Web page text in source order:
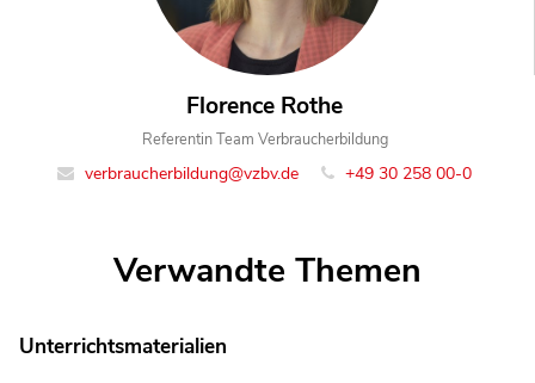
Florence Rothe
Referentin Team Verbraucherbildung
verbraucherbildung@vzbv.de +49 30 258 00-0
Verwandte Themen
Unterrichtsmaterialien